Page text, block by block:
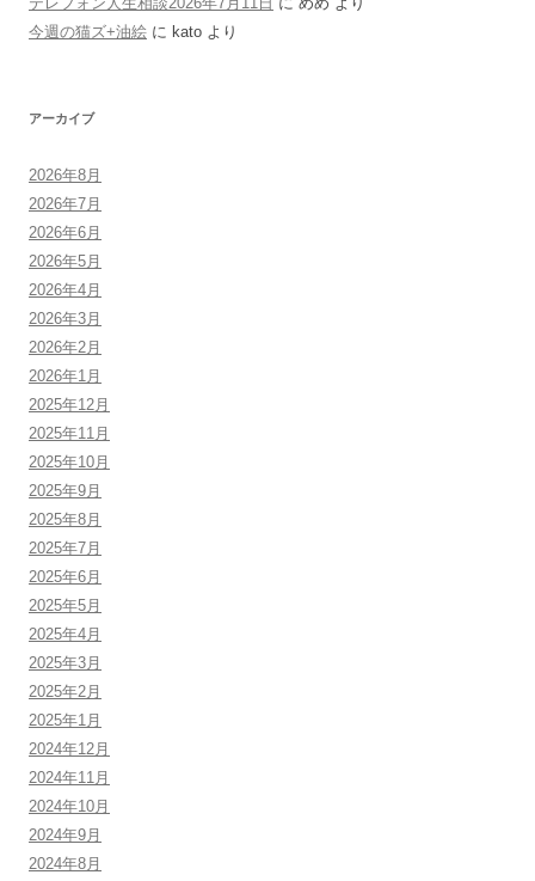
今週の猫ズ+油絵 に kato より
アーカイブ
2026年8月
2026年7月
2026年6月
2026年5月
2026年4月
2026年3月
2026年2月
2026年1月
2025年12月
2025年11月
2025年10月
2025年9月
2025年8月
2025年7月
2025年6月
2025年5月
2025年4月
2025年3月
2025年2月
2025年1月
2024年12月
2024年11月
2024年10月
2024年9月
2024年8月